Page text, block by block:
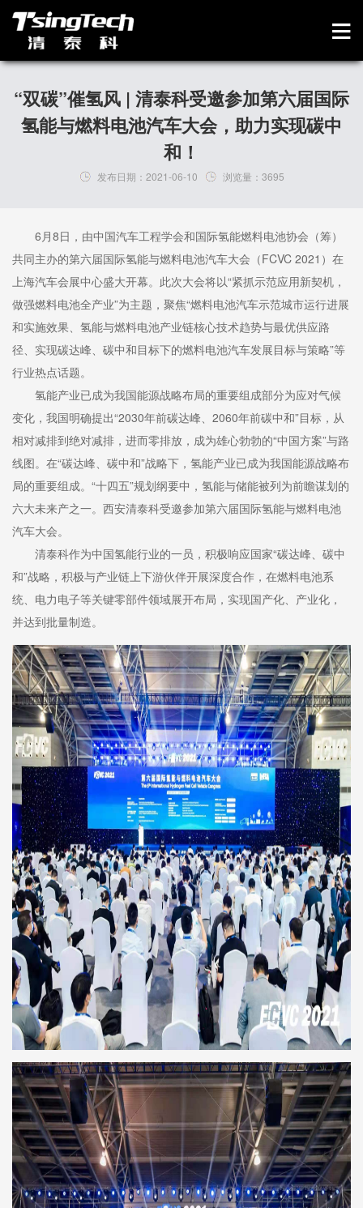
“双碳”催氢风 | 清泰科受邀参加第六届国际
氢能与燃料电池汽车大会，助力实现碳中
和！
发布日期： 2021-06-10 浏览量： 3695
6月8日，由中国汽车工程学会和国际氢能燃料电池协会（筹）
共同主办的第六届国际氢能与燃料电池汽车大会（FCVC 2021）在
上海汽车会展中心盛大开幕。此次大会将以“紧抓示范应用新契机，
做强燃料电池全产业”为主题，聚焦“燃料电池汽车示范城市运行进展
和实施效果、氢能与燃料电池产业链核心技术趋势与最优供应路
径、实现碳达峰、碳中和目标下的燃料电池汽车发展目标与策略”等
行业热点话题。
氢能产业已成为我国能源战略布局的重要组成部分为应对气候
变化，我国明确提出“2030年前碳达峰、2060年前碳中和”目标，从
相对减排到绝对减排，进而零排放，成为雄心勃勃的“中国方案”与路
线图。在“碳达峰、碳中和”战略下，氢能产业已成为我国能源战略布
局的重要组成。“十四五”规划纲要中，氢能与储能被列为前瞻谋划的
六大未来产之一。西安清泰科受邀参加第六届国际氢能与燃料电池
汽车大会。
清泰科作为中国氢能行业的一员，积极响应国家“碳达峰、碳中
和”战略，积极与产业链上下游伙伴开展深度合作，在燃料电池系
统、电力电子等关键零部件领域展开布局，实现国产化、产业化，
并达到批量制造。